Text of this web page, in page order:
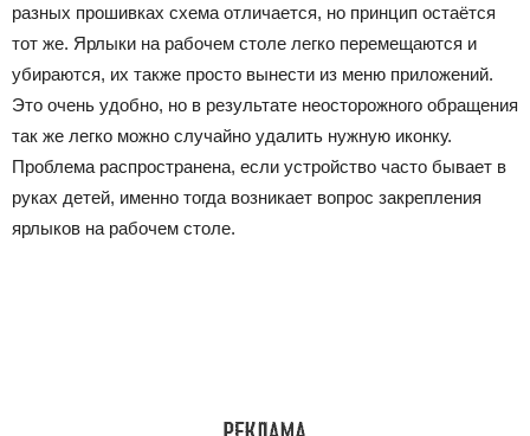
разных прошивках схема отличается, но принцип остаётся
тот же. Ярлыки на рабочем столе легко перемещаются и
убираются, их также просто вынести из меню приложений.
Это очень удобно, но в результате неосторожного обращения
так же легко можно случайно удалить нужную иконку.
Проблема распространена, если устройство часто бывает в
руках детей, именно тогда возникает вопрос закрепления
ярлыков на рабочем столе.